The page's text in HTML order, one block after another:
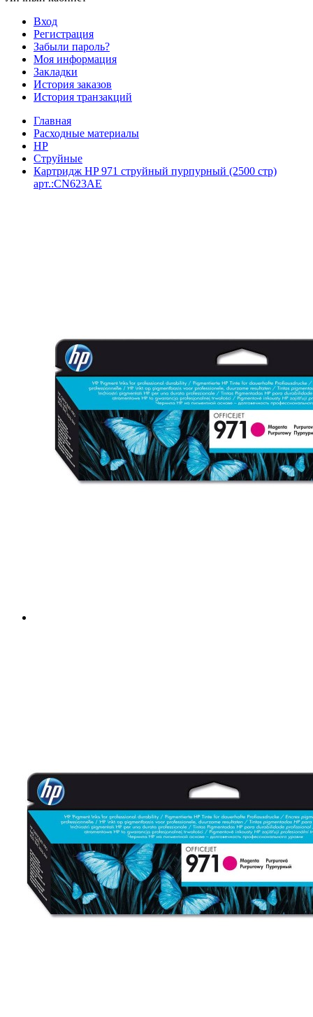
Вход
Регистрация
Забыли пароль?
Моя информация
Закладки
История заказов
История транзакций
Главная
Расходные материалы
HP
Струйные
Картридж HP 971 струйный пурпурный (2500 стр)
арт.:CN623AE